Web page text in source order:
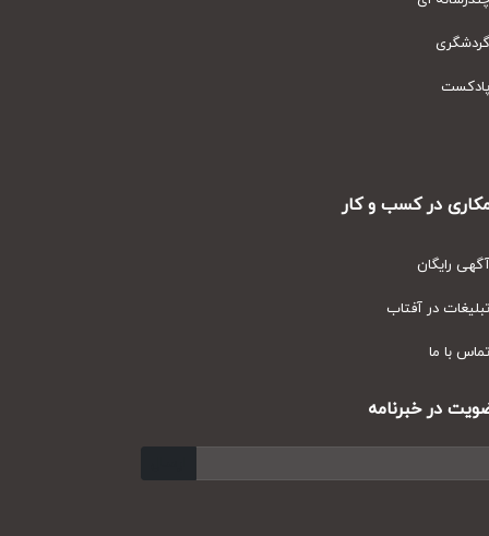
در کسب و کار
رایگان
در آفتاب
با ما
در خبرنامه